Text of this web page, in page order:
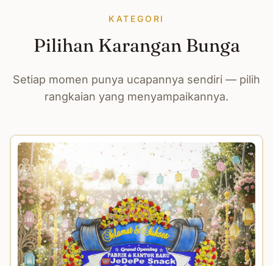
KATEGORI
Pilihan Karangan Bunga
Setiap momen punya ucapannya sendiri — pilih
rangkaian yang menyampaikannya.